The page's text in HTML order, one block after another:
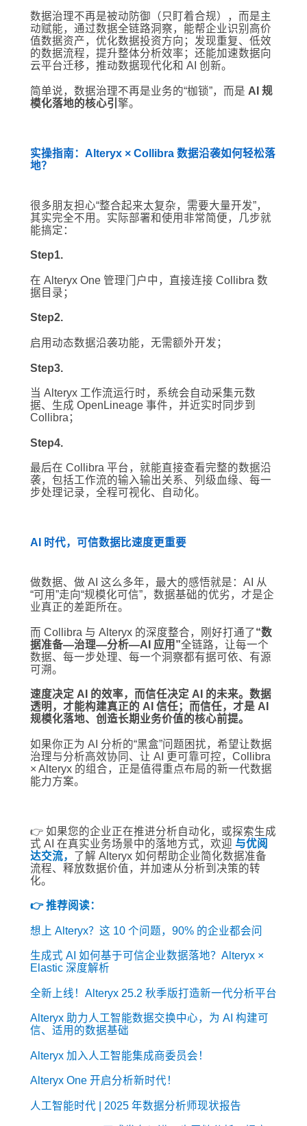
数据治理不再是被动防御（只盯着合规），而是主
动赋能，通过数据全链路洞察，能帮企业识别高价
值数据资产，优化数据投资方向；发现重复、低效
的数据流程，提升整体分析效率；还能加速数据向
云平台迁移，推动数据现代化和 AI 创新。
简单说，数据治理不再是业务的“枷锁”，而是 AI 规
模化落地的核心引 擎。
实操指南：Alteryx × Collibra 数据沿袭如何轻松落
地？
很多朋友担心“整合起来太复杂，需要大量开发”，
其实完全不用。实际部署和使用非常简便，几步就
能搞定：
Step1.
在 Alteryx One 管理门户中，直接连接 Collibra 数
据目录；
Step2.
启用动态数据沿袭功能，无需额外开发；
Step3.
当 Alteryx 工作流运行时，系统会自动采集元数
据、生成 OpenLineage 事件，并近实时同步到
Collibra；
Step4.
最后在 Collibra 平台，就能直接查看完整的数据沿
袭，包括工作流的输入输出关系、列级血缘、每一
步处理记录，全程可视化、自动化。
AI 时代，可信数据比速度更重要
做数据、做 AI 这么多年，最大的感悟就是：AI 从
“可用”走向“规模化可信”，数据基础的优劣，才是企
业真正的差距所在。
而 Collibra 与 Alteryx 的深度整合，刚好打通了“数
据准备—治理—分析—AI 应用”全链路，让每一个
数据、每一步处理、每一个洞察都有据可依、有源
可溯。
速度决定 AI 的效率，而信任决定 AI 的未来。数据
透明，才能构建真正的 AI 信任；而信任，才是 AI
规模化落地、创造长期业务价值的核心前提。
如果你正为 AI 分析的“黑盒”问题困扰，希望让数据
治理与分析高效协同、让 AI 更可靠可控，Collibra
× Alteryx 的组合，正是值得重点布局的新一代数据
能力方案。
👉 如果您的企业正在推进分析自动化，或探索生成
式 AI 在真实业务场景中的落地方式，欢迎 与优阅
达交流， 了解 Alteryx 如何帮助企业简化数据准备
流程、释放数据价值，并加速从分析到决策的转
化。
👉 推荐阅读：
想上 Alteryx？这 10 个问题，90% 的企业都会问
生成式 AI 如何基于可信企业数据落地？Alteryx ×
Elastic 深度解析
全新上线！Alteryx 25.2 秋季版打造新一代分析平台
Alteryx 助力人工智能数据交换中心，为 AI 构建可
信、适用的数据基础
Alteryx 加入人工智能集成商委员会！
Alteryx One 开启分析新时代！
人工智能时代 | 2025 年数据分析师现状报告